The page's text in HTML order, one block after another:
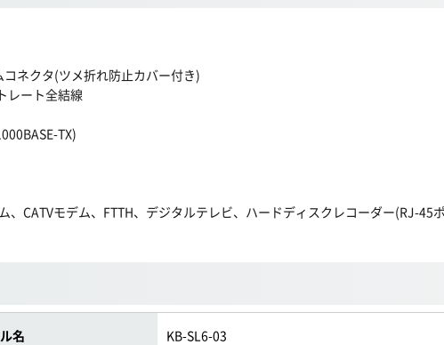
ネクタ(ツメ折れ防止カバー付き)
レート全結線
TX)
、CATVモデム、FTTH、デジタルテレビ、ハードディスクレコーダー(RJ-45
名 KB-SL6-03